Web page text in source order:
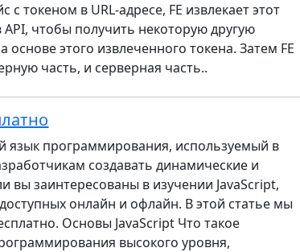
токеном в URL-адресе, FE извлекает этот
чтобы получить некоторую другую
этого извлеченного токена. Затем FE
часть, и серверная часть..
язык программирования, используемый в
создавать динамические и
вы заинтересованы в изучении JavaScript,
онлайн и офлайн. В этой статье мы
Основы JavaScript Что такое
высокого уровня,